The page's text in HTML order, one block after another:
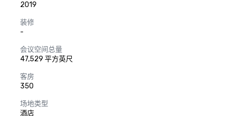
2019
装修
-
会议空间总量
47,529 平方英尺
客房
350
场地类型
酒店